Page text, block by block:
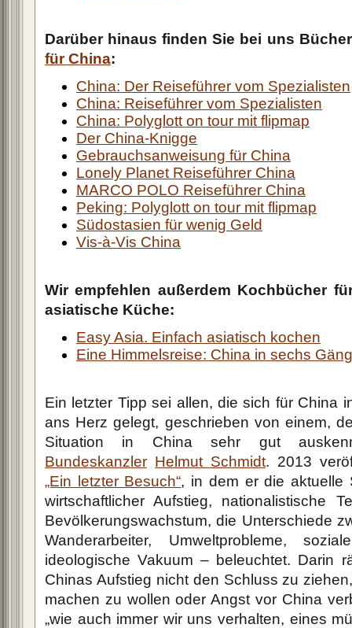
Darüber hinaus finden Sie bei uns
für China:
China: Der Reiseführer vom Spezialisten
China: Reiseführer vom Spezialisten
China: Polyglott on tour mit flipmap
Der China-Knigge
Gebrauchsanweisung für China
Lonely Planet Reiseführer China
MARCO POLO Reiseführer China
Peking: Polyglott on tour mit flipmap
Südostasien für wenig Geld
Vis-à-Vis China
Wir empfehlen außerdem Kochbücher
asiatische Küche:
Easy Asia. Einfach asiatisch kochen
Eine Himmelsreise: China in sechs
Ein letzter Tipp sei allen, die sich für China
ans Herz gelegt, geschrieben von einem,
Situation in China sehr gut
Bundeskanzler Helmut Schmidt. 2013
„Ein letzter Besuch“, in dem er die aktuelle
wirtschaftlicher Aufstieg, nationalistische
Bevölkerungswachstum, die Unterschiede
Wanderarbeiter, Umweltprobleme,
ideologische Vakuum – beleuchtet. Darin
Chinas Aufstieg nicht den Schluss zu
machen zu wollen oder Angst vor China
„wie auch immer wir uns verhalten, eines